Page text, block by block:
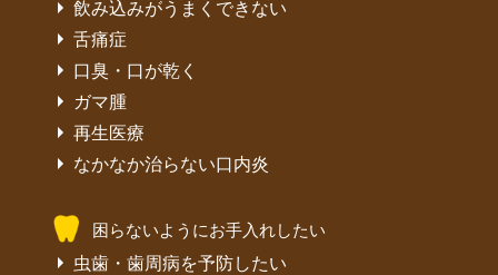
飲み込みがうまくできない
舌痛症
口臭・口が乾く
ガマ腫
再生医療
なかなか治らない口内炎
困らないようにお手入れしたい
虫歯・歯周病を予防したい